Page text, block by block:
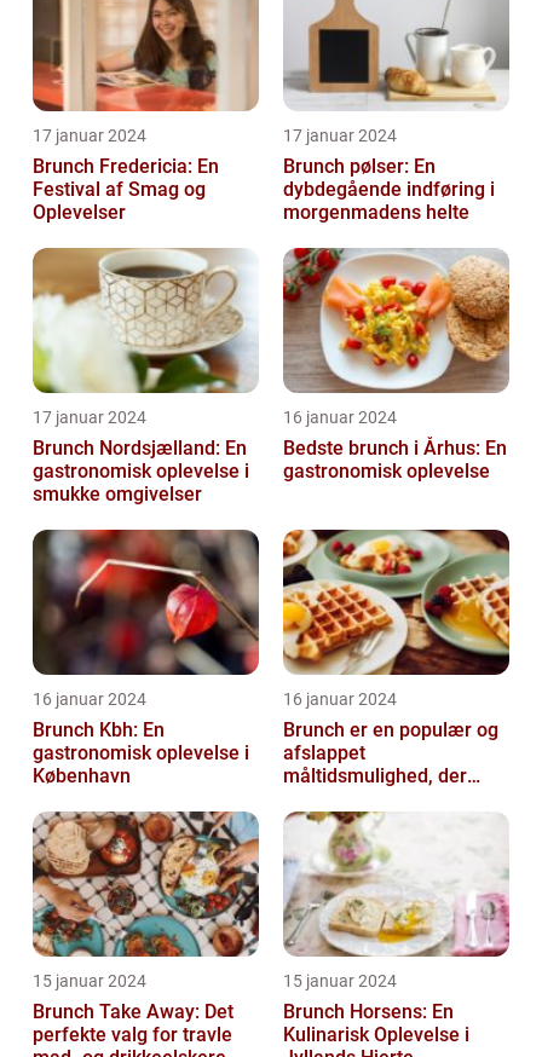
17 januar 2024
Brunch Fredericia: En
Festival af Smag og
Oplevelser
17 januar 2024
Brunch pølser: En
dybdegående indføring i
morgenmadens helte
17 januar 2024
Brunch Nordsjælland: En
gastronomisk oplevelse i
smukke omgivelser
16 januar 2024
Bedste brunch i Århus: En
gastronomisk oplevelse
16 januar 2024
Brunch Kbh: En
gastronomisk oplevelse i
København
16 januar 2024
Brunch er en populær og
afslappet
måltidsmulighed, der
fra både morgenmad og
15 januar 2024
Brunch Take Away: Det
perfekte valg for travle
15 januar 2024
Brunch Horsens: En
Kulinarisk Oplevelse i